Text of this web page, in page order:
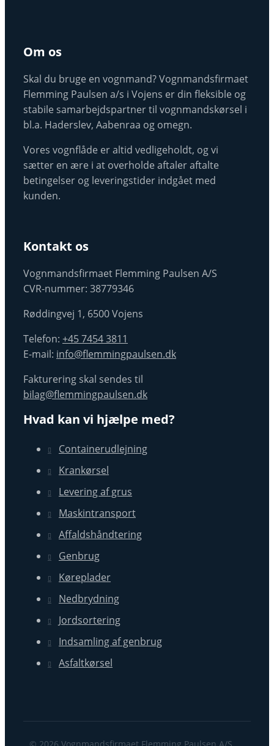
Om os
Skal du bruge en vognmand? Vognmandsfirmaet
Flemming Paulsen a/s i Vojens er din fleksible og
stabile samarbejdspartner til vognmandskørsel i
bl.a. Haderslev, Aabenraa og omegn.
Vores vognflåde er altid vedligeholdt, og vi
sætter en ære i at overholde aftaler aftalte
betingelser og leveringstider indgået med
kunden.
Kontakt os
Vognmandsfirmaet Flemming Paulsen A/S
CVR-nummer: 38779346
Røddingvej 1, ​6500 Voje​ns
Telefon: +45 7454 3811
E-mail: info@flemmingpaulsen.dk
Fakturering skal sendes til
bilag@flemmingpaulsen.dk
Hvad kan vi hjælpe med?
Containerudlejning
Krankørsel
Levering af grus
Maskintransport
Affaldshåndtering
Genbrug
Køreplader
Nedbrydning
Jordsortering
Indsamling af genbrug
Asfaltkørsel